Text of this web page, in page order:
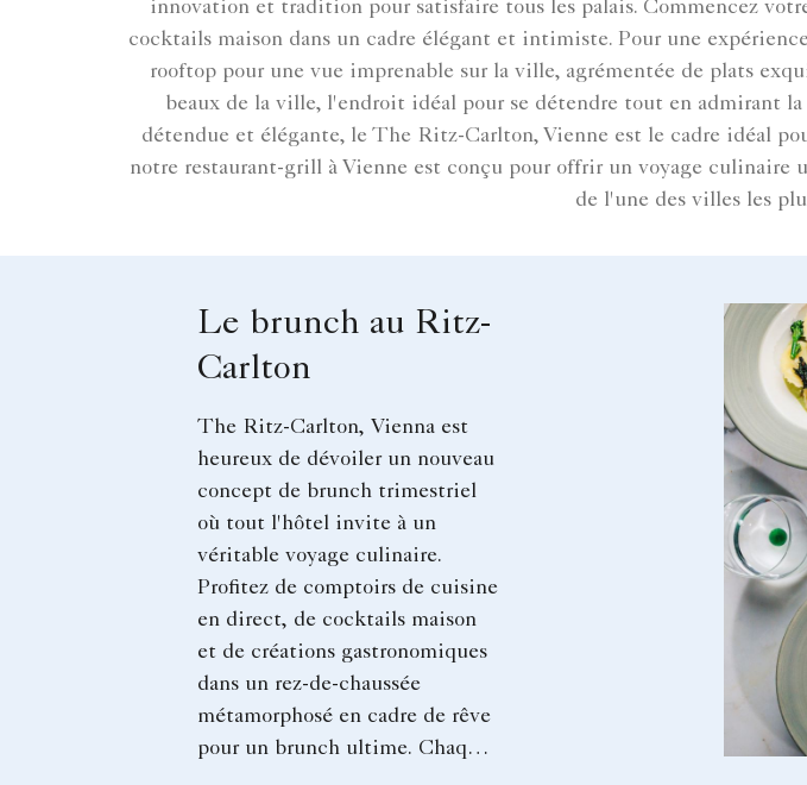
innovation et tradition pour satisfaire tous les palais. Commencez
cocktails maison dans un cadre élégant et intimiste. Pour une
rooftop pour une vue imprenable sur la ville, agrémentée de plats
beaux de la ville, l'endroit idéal pour se détendre tout en admirant
détendue et élégante, le The Ritz-Carlton, Vienne est le cadre idéal
notre restaurant-grill à Vienne est conçu pour offrir un voyage
de l'une des villes les
Le brunch au Ritz-
Carlton
The Ritz-Carlton, Vienna est
heureux de dévoiler un nouveau
concept de brunch trimestriel
où tout l'hôtel invite à un
véritable voyage culinaire.
Profitez de comptoirs de cuisine
en direct, de cocktails maison
et de créations gastronomiques
dans un rez-de-chaussée
métamorphosé en cadre de rêve
pour un brunch ultime. Chaque